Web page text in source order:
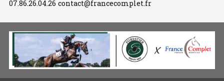
07.86.26.04.26 contact@francecomplet.fr